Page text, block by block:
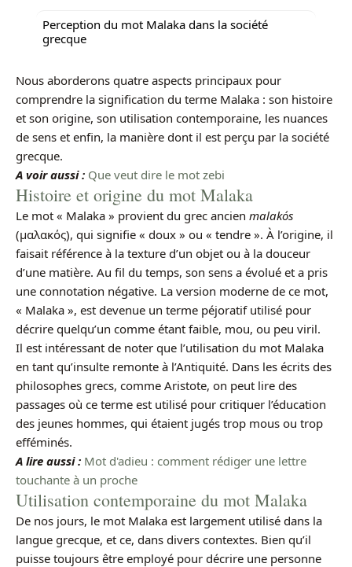
Perception du mot Malaka dans la société
grecque
Nous aborderons quatre aspects principaux pour
comprendre la signification du terme Malaka : son histoire
et son origine, son utilisation contemporaine, les nuances
de sens et enfin, la manière dont il est perçu par la société
grecque.
A voir aussi : Que veut dire le mot zebi
Histoire et origine du mot Malaka
Le mot « Malaka » provient du grec ancien malakós
(μαλακός), qui signifie « doux » ou « tendre ». À l’origine, il
faisait référence à la texture d’un objet ou à la douceur
d’une matière. Au fil du temps, son sens a évolué et a pris
une connotation négative. La version moderne de ce mot,
« Malaka », est devenue un terme péjoratif utilisé pour
décrire quelqu’un comme étant faible, mou, ou peu viril.
Il est intéressant de noter que l’utilisation du mot Malaka
en tant qu’insulte remonte à l’Antiquité. Dans les écrits des
philosophes grecs, comme Aristote, on peut lire des
passages où ce terme est utilisé pour critiquer l’éducation
des jeunes hommes, qui étaient jugés trop mous ou trop
efféminés.
A lire aussi : Mot d'adieu : comment rédiger une lettre
touchante à un proche
Utilisation contemporaine du mot Malaka
De nos jours, le mot Malaka est largement utilisé dans la
langue grecque, et ce, dans divers contextes. Bien qu’il
puisse toujours être employé pour décrire une personne